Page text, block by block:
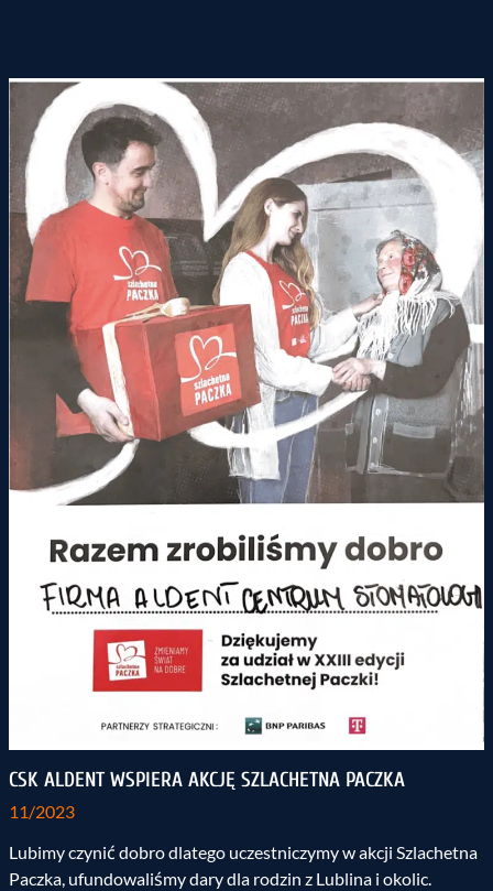
CSK ALDENT WSPIERA AKCJĘ SZLACHETNA PACZKA
11/2023
Lubimy czynić dobro dlatego uczestniczymy w akcji Szlachetna
Paczka, ufundowaliśmy dary dla rodzin z Lublina i okolic.